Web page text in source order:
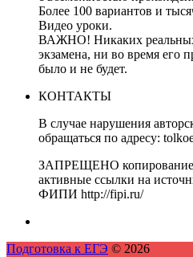
Более 100 вариантов и
Видео уроки.
ВАЖНО! Никаких
экзамена, ни во время его
было и не будет.
КОНТАКТЫ
В случае нарушения
обращаться по адресу:
ЗАПРЕЩЕНО копирование
активные ссылки на
ФИПИ http://fipi.ru/
Подготовка к ЕГЭ © 2026